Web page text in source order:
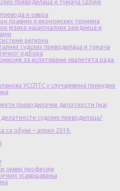
преводилаца и тумача Србије
и овера
правних и економских термина
језика националних заједница и
региона
судских преводилаца и тумача
одбора
за испитивање квалитета рада
УССПТС у случајевима принудне
преводилачке делатности (мај
судских преводилаца/
са обуке – април 2019.
оквир професије
усавршавања